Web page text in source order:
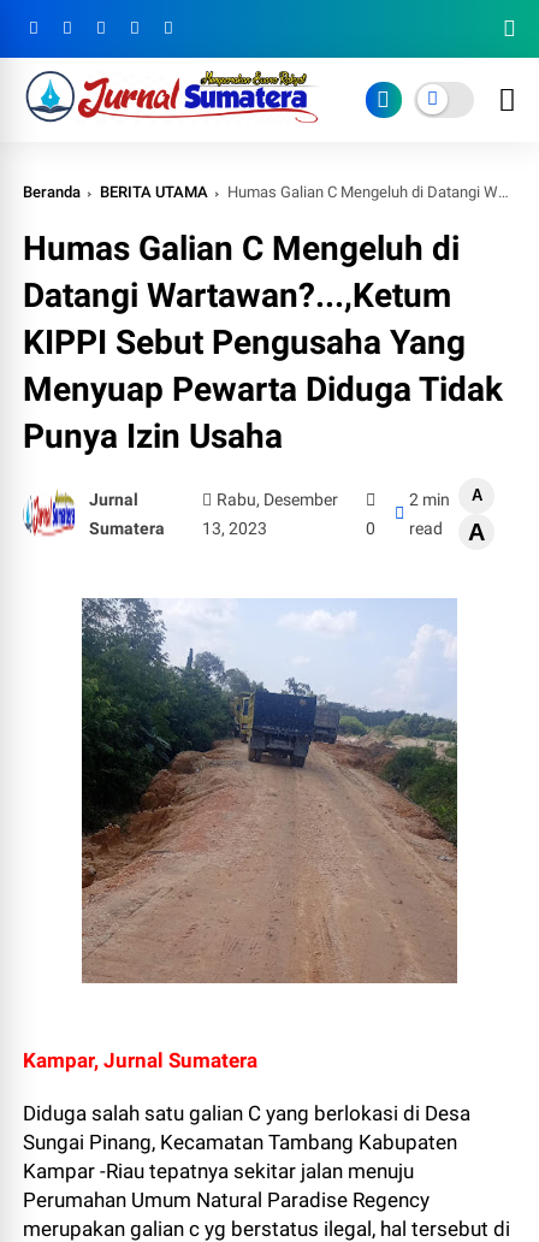
Beranda BERITA UTAMA Humas Galian C Mengeluh di Datangi Wartawan?...,Ketum KIPPI Sebut Pengusaha Yang Menyuap Pewarta Diduga Tidak Punya Izin Usaha
Humas Galian C Mengeluh di
Datangi Wartawan?...,Ketum
KIPPI Sebut Pengusaha Yang
Menyuap Pewarta Diduga Tidak
Punya Izin Usaha
Jurnal
Sumatera
Rabu, Desember
13, 2023
0
2 min
read
A
A
Kampar, Jurnal Sumatera
Diduga salah satu galian C yang berlokasi di Desa
Sungai Pinang, Kecamatan Tambang Kabupaten
Kampar -Riau tepatnya sekitar jalan menuju
Perumahan Umum Natural Paradise Regency
merupakan galian c yg berstatus ilegal, hal tersebut di